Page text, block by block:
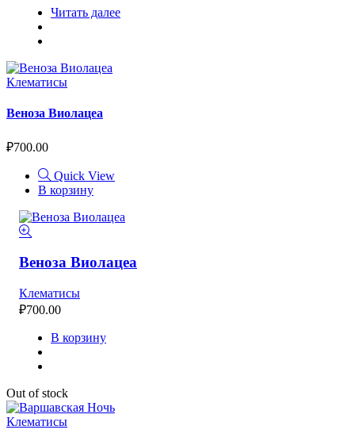
Читать далее
Клематисы
Веноза Виолацеа
₽700.00
Quick View
В корзину
Веноза Виолацеа
Клематисы
₽700.00
В корзину
Out of stock
Клематисы